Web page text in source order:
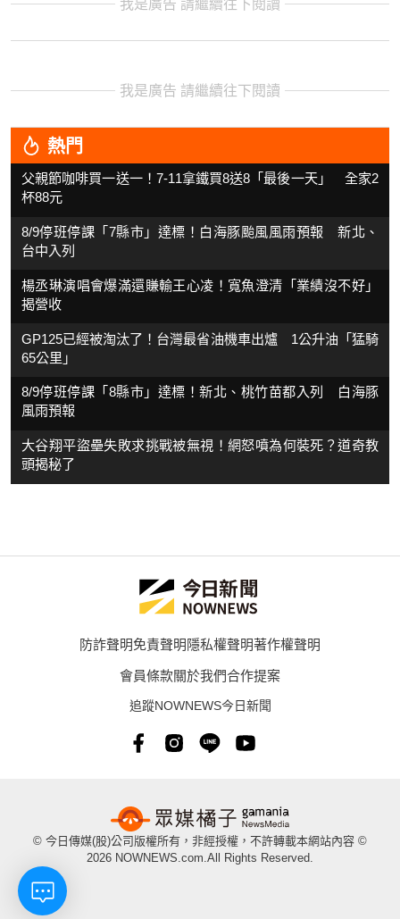
我是廣告 請繼續往下閱讀
我是廣告 請繼續往下閱讀
熱門
父親節咖啡買一送一！7-11拿鐵買8送8「最後一天」 全家2
杯88元
8/9停班停課「7縣市」達標！白海豚颱風風雨預報 新北、
台中入列
楊丞琳演唱會爆滿還賺輸王心凌！寬魚澄清「業績沒不好」
揭營收
GP125已經被淘汰了！台灣最省油機車出爐 1公升油「猛騎
65公里」
8/9停班停課「8縣市」達標！新北、桃竹苗都入列 白海豚
風雨預報
大谷翔平盜壘失敗求挑戰被無視！網怒噴為何裝死？道奇教
頭揭秘了
防詐聲明免責聲明隱私權聲明著作權聲明
會員條款關於我們合作提案
追蹤NOWNEWS今日新聞
© 今日傳媒(股)公司版權所有，非經授權，不許轉載本網站內容 ©
2026 NOWNEWS.com.All Rights Reserved.